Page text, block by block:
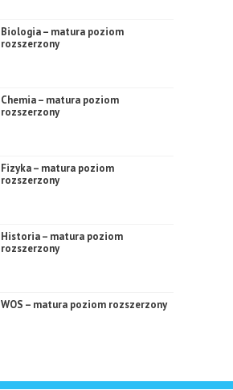
Biologia – matura poziom
rozszerzony
Chemia – matura poziom
rozszerzony
Fizyka – matura poziom
rozszerzony
Historia – matura poziom
rozszerzony
WOS – matura poziom rozszerzony